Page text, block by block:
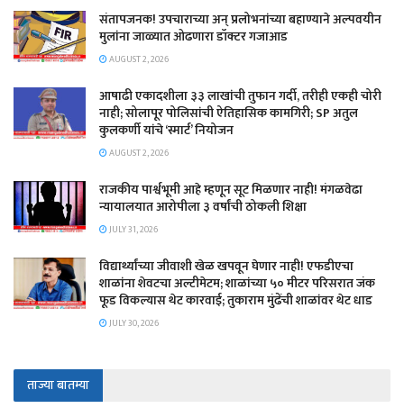
संतापजनक! उपचाराच्या अन् प्रलोभनांच्या बहाण्याने अल्पवयीन
मुलांना जाळ्यात ओढणारा डॉक्टर गजाआड
AUGUST 2, 2026
आषाढी एकादशीला ३३ लाखांची तुफान गर्दी, तरीही एकही चोरी
नाही; सोलापूर पोलिसांची ऐतिहासिक कामगिरी; SP अतुल
कुलकर्णी यांचे ‘स्मार्ट’ नियोजन
AUGUST 2, 2026
राजकीय पार्श्वभूमी आहे म्हणून सूट मिळणार नाही! मंगळवेढा
न्यायालयात आरोपीला ३ वर्षांची ठोकली शिक्षा
JULY 31, 2026
विद्यार्थ्यांच्या जीवाशी खेळ खपवून घेणार नाही! एफडीएचा
शाळांना शेवटचा अल्टीमेटम; शाळांच्या ५० मीटर परिसरात जंक
फूड विकल्यास थेट कारवाई; तुकाराम मुंढेंची शाळांवर थेट धाड
JULY 30, 2026
ताज्या बातम्या